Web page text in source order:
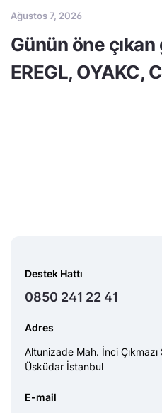
Ağustos 7, 2026
Günün öne
EREGL, OYAKC,
Destek Hattı
0850 241 22 41
Adres
Altunizade Mah. İnci
Üsküdar İstanbul
E-mail